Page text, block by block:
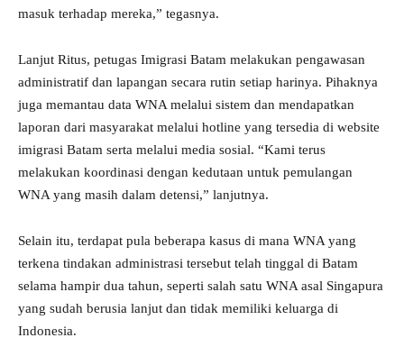
masuk terhadap mereka,” tegasnya.
Lanjut Ritus, petugas Imigrasi Batam melakukan pengawasan
administratif dan lapangan secara rutin setiap harinya. Pihaknya
juga memantau data WNA melalui sistem dan mendapatkan
laporan dari masyarakat melalui hotline yang tersedia di website
imigrasi Batam serta melalui media sosial. “Kami terus
melakukan koordinasi dengan kedutaan untuk pemulangan
WNA yang masih dalam detensi,” lanjutnya.
Selain itu, terdapat pula beberapa kasus di mana WNA yang
terkena tindakan administrasi tersebut telah tinggal di Batam
selama hampir dua tahun, seperti salah satu WNA asal Singapura
yang sudah berusia lanjut dan tidak memiliki keluarga di
Indonesia.